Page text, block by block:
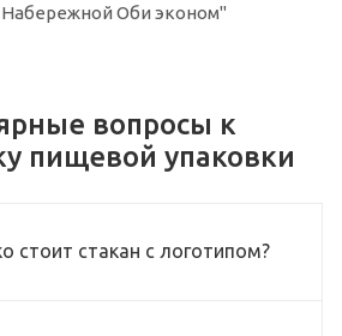
Набережной Оби эконом"
вопросы к
пищевой упаковки
стоит стакан с логотипом?